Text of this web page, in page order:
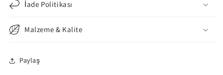
İade Politikası
Malzeme & Kalite
Paylaş